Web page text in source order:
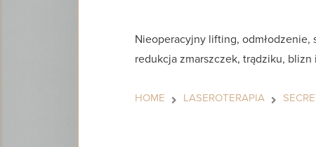
Nieoperacyjny lifting, odmłodzenie,
redukcja zmarszczek, trądziku, blizn
HOME LASEROTERAPIA